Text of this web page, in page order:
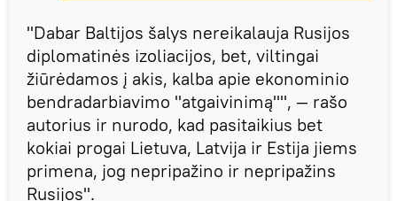
"Dabar Baltijos šalys nereikalauja Rusijos
diplomatinės izoliacijos, bet, viltingai
žiūrėdamos į akis, kalba apie ekonominio
bendradarbiavimo "atgaivinimą"", — rašo
autorius ir nurodo, kad pasitaikius bet
kokiai progai Lietuva, Latvija ir Estija jiems
primena, jog nepripažino ir nepripažins
Rusijos".